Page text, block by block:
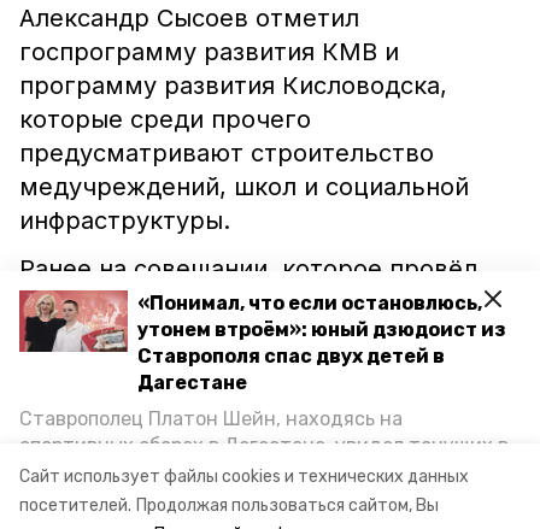
Сайт использует файлы cookies и технических данных
посетителей. Продолжая пользоваться сайтом, Вы
«Понимал, что если остановлюсь,
утонем втроём»: юный дзюдоист из
Ставрополя спас двух детей в
Дагестане
Ставрополец Платон Шейн, находясь на
спортивных сборах в Дегестане, увидел тонущих в
Каспийском море детей и бросился на помощь. По
возвращении домой, отважного мальчика
Александр Сысоев отметил
госпрограмму развития КМВ и
программу развития Кисловодска,
которые среди прочего
предусматривают строительство
медучреждений, школ и социальной
инфраструктуры.
Ранее на совещании, которое провёл
губернатор Ставропольского края
Владимир Владимиров, прозвучало, что
в Пятигорске до конца 2030 года
построят
более 30 объектов
инфраструктуры.
туризм развитие кмв инвестпроекты